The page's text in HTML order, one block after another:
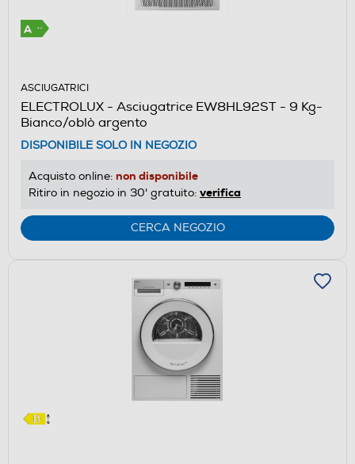
ASCIUGATRICI
ELECTROLUX - Asciugatrice EW8HL92ST - 9 Kg-
Bianco/oblò argento
DISPONIBILE SOLO IN NEGOZIO
Acquisto online: non disponibile
Ritiro in negozio in 30' gratuito: verifica
CERCA NEGOZIO